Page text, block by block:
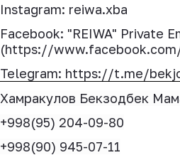
Instagram: reiwa.xba
Facebook: "REIWA" Private
(https://
Telegram: https://t.me/
Хамракулов Бекзодбек
+998(95) 204-09-80
+998(90) 945-07-11